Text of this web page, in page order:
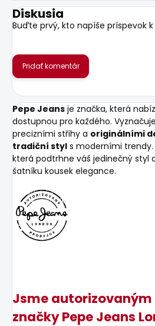
Diskusia
Buďte prvý, kto napíše príspevok
Pridať komentár
Pepe Jeans je značka, která
dostupnou pro každého.
precizními střihy a originálními
tradiční styl s moderními trendy.
která podtrhne váš jedinečný styl
šatníku kousek elegance.
Jsme
značky Pepe Jeans